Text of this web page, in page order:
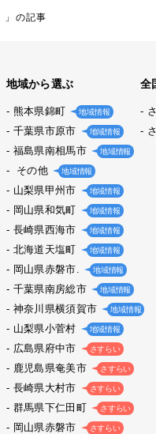
」の記事
地域から選ぶ
熊本県錦町 地域情報
千葉県市原市 地域情報
福島県南相馬市 地域情報
その他 地域情報
山梨県甲州市 地域情報
岡山県和気町 地域情報
長崎県西海市 地域情報
北海道天塩町 地域情報
岡山県赤磐市. 地域情報
千葉県南房総市 地域情報
神奈川県横須賀市 地域情報
山梨県小菅村 地域情報
広島県府中市 さすらい
鹿児島県奄美市 さすらい
長崎県大村市 さすらい
群馬県下仁田町 さすらい
岡山県赤磐市 さすらい
全